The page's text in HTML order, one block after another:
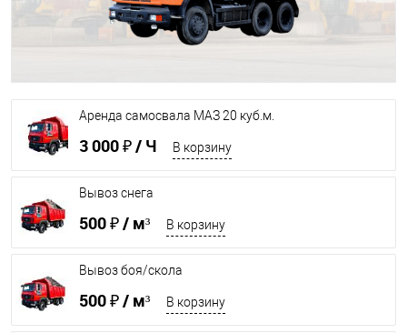
Аренда самосвала МАЗ 20 куб.м.
3 000 ₽/ Ч В корзину
Вывоз снега
500 ₽/ м³ В корзину
Вывоз боя/скола
500 ₽/ м³ В корзину